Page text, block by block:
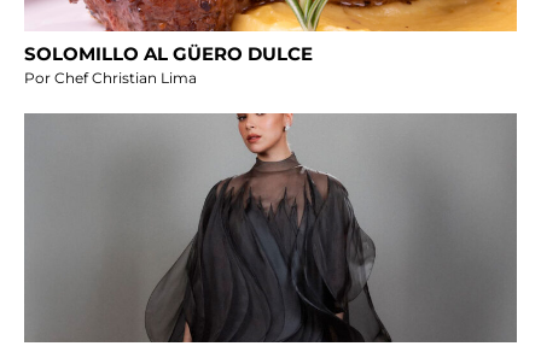
SOLOMILLO AL GÜERO DULCE
Por Chef Christian Lima